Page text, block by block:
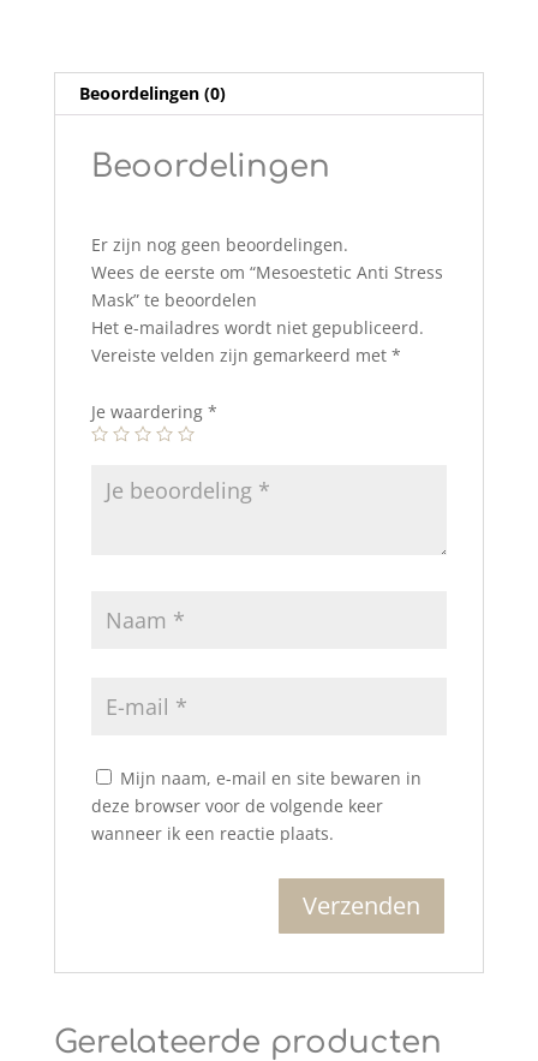
Beoordelingen (0)
Beoordelingen
Er zijn nog geen beoordelingen.
Wees de eerste om “Mesoestetic Anti Stress
Mask” te beoordelen
Het e-mailadres wordt niet gepubliceerd.
Vereiste velden zijn gemarkeerd met *
Je waardering *
Mijn naam, e-mail en site bewaren in
deze browser voor de volgende keer
wanneer ik een reactie plaats.
Gerelateerde producten